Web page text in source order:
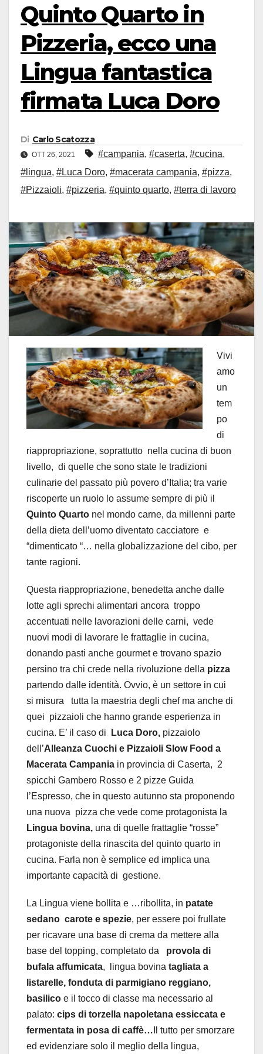
Quinto Quarto in
Pizzeria, ecco una
Lingua fantastica
firmata Luca Doro
Di Carlo Scatozza
OTT 26, 2021 #campania, #caserta, #cucina,
#lingua, #Luca Doro, #macerata campania, #pizza,
#Pizzaioli, #pizzeria, #quinto quarto, #terra di lavoro
Vivi
amo
un
tem
po
di
riappropriazione, soprattutto nella cucina di buon
livello, di quelle che sono state le tradizioni
culinarie del passato più povero d’Italia; tra varie
riscoperte un ruolo lo assume sempre di più il
Quinto Quarto nel mondo carne, da millenni parte
della dieta dell’uomo diventato cacciatore e
“dimenticato “… nella globalizzazione del cibo, per
tante ragioni.
Questa riappropriazione, benedetta anche dalle
lotte agli sprechi alimentari ancora troppo
accentuati nelle lavorazioni delle carni, vede
nuovi modi di lavorare le frattaglie in cucina,
donando pasti anche gourmet e trovano spazio
persino tra chi crede nella rivoluzione della pizza
partendo dalle identità. Ovvio, è un settore in cui
si misura
tutta la maestria degli chef ma anche di
quei pizzaioli che hanno grande esperienza in
cucina. E’ il caso di
Luca Doro, pizzaiolo
dell’Alleanza Cuochi e Pizzaioli Slow Food a
Macerata Campania in provincia di Caserta, 2
spicchi Gambero Rosso e 2 pizze Guida
l’Espresso, che in questo autunno sta proponendo
una nuova pizza che vede come protagonista la
Lingua bovina, una di quelle frattaglie “rosse”
protagoniste della rinascita del quinto quarto in
cucina. Farla non è semplice ed implica una
importante capacità di gestione.
La Lingua viene bollita e …ribollita, in patate
sedano carote e spezie, per essere poi frullate
per ricavare una base di crema da mettere alla
base del topping, completato da
provola di
bufala affumicata, lingua bovina tagliata a
listarelle, fonduta di parmigiano reggiano,
basilico e il tocco di classe ma necessario al
palato: cips di torzella napoletana essiccata e
fermentata in posa di caffè… Il tutto per smorzare
ed evidenziare solo il meglio della lingua,